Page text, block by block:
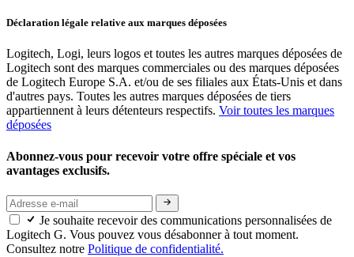
Déclaration légale relative aux marques déposées
Logitech, Logi, leurs logos et toutes les autres marques déposées de
Logitech sont des marques commerciales ou des marques déposées
de Logitech Europe S.A. et/ou de ses filiales aux États-Unis et dans
d'autres pays. Toutes les autres marques déposées de tiers
appartiennent à leurs détenteurs respectifs. Voir toutes les marques
déposées
Abonnez-vous pour recevoir votre offre spéciale et vos
avantages exclusifs.
Je souhaite recevoir des communications personnalisées de
Logitech G. Vous pouvez vous désabonner à tout moment.
Consultez notre Politique de confidentialité.